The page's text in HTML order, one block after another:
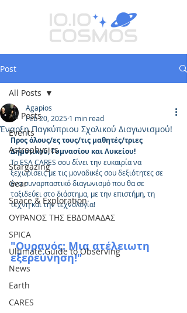
Post
All Posts
Events
Astrophysics
Stargazing
Gear
Space & Exploration
ΟΥΡΑΝΟΣ ΤΗΣ ΕΒΔΟΜΑΔΑΣ
SPICA
Ultimate Guide to Observing
News
Earth
CARES
All Posts
Έναρξη Παγκύπριου Σχολικού Διαγωνισμού!
Agapios
Feb 20, 2025 1 min read
Προς όλους/ες τους/τις μαθητές/τριες
Δημοτικού, Γυμνασίου και Λυκείου!
Το ESA CARES σου δίνει την ευκαιρία να
ξεχωρίσεις με τις μοναδικές σου δεξιότητες σε
ένα συναρπαστικό διαγωνισμό που θα σε
ταξιδεύει στο διάστημα, με την επιστήμη, τη
τέχνη και την τεχνολογία!
"Ουρανός: Μια ατέλειωτη
εξερεύνηση!"